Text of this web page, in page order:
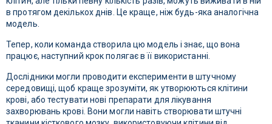
в протягом декількох днів. Це краще, ніж будь-яка аналогічна
модель.
Тепер, коли команда створила цю модель і знає, що вона
працює, наступний крок полягає в її використанні.
Дослідники могли проводити експерименти в штучному
середовищі, щоб краще зрозуміти, як утворюються клітини
крові, або тестувати нові препарати для лікування
захворювань крові. Вони могли навіть створювати штучні